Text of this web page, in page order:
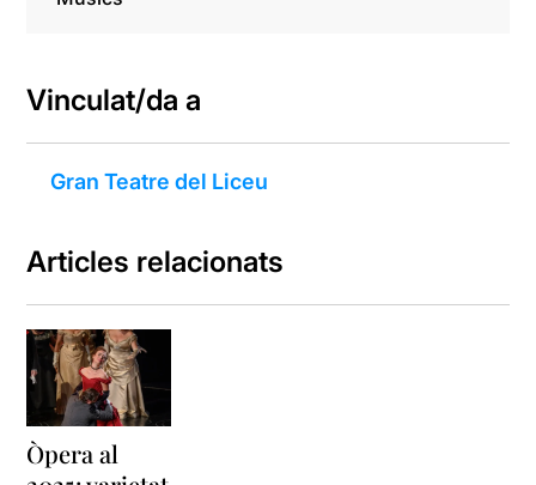
Vinculat/da a
Gran Teatre del Liceu
Articles relacionats
Òpera al